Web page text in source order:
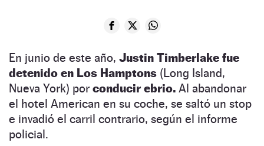
En junio de este año, Justin Timberlake fue
detenido en Los Hamptons (Long Island,
Nueva York) por conducir ebrio. Al abandonar
el hotel American en su coche, se saltó un stop
e invadió el carril contrario, según el informe
policial.